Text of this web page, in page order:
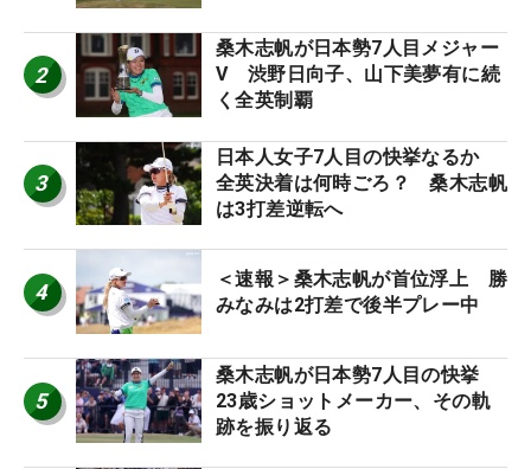
2
桑木志帆が日本勢7人目メジャー
V 渋野日向子、山下美夢有に続
く全英制覇
3
日本人女子7人目の快挙なるか
全英決着は何時ごろ？ 桑木志帆
は3打差逆転へ
4
＜速報＞桑木志帆が首位浮上 勝
みなみは2打差で後半プレー中
5
桑木志帆が日本勢7人目の快挙
23歳ショットメーカー、その軌
跡を振り返る